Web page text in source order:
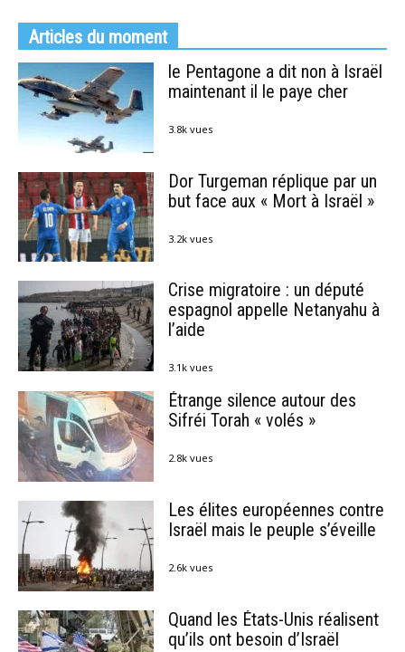
Articles du moment
le Pentagone a dit non à Israël
maintenant il le paye cher
3.8k vues
Dor Turgeman réplique par un
but face aux « Mort à Israël »
3.2k vues
Crise migratoire : un député
espagnol appelle Netanyahu à
l’aide
3.1k vues
Étrange silence autour des
Sifréi Torah « volés »
2.8k vues
Les élites européennes contre
Israël mais le peuple s’éveille
2.6k vues
Quand les États-Unis réalisent
qu’ils ont besoin d’Israël